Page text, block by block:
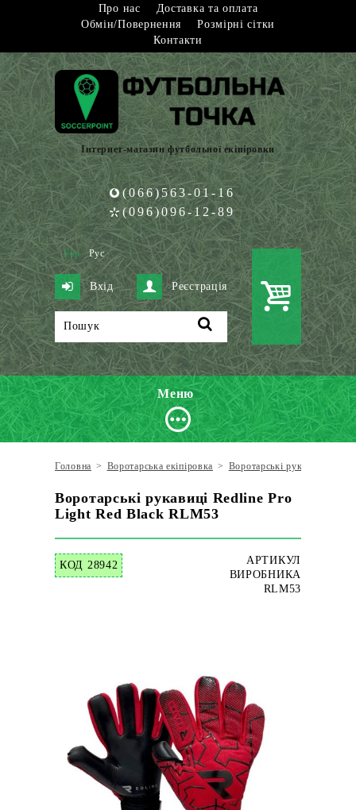
Про нас
Доставка та оплата
Обмін/Повернення
Розмірні сітки
Контакти
Інтернет-магазин футбольної екіпіровки
(066)563-01-16
(096)096-12-89
Укр Рус
Вхід Реєстрація
Меню
Головна > Воротарська екіпіровка > Воротарські рукавиці
Воротарські рукавиці Redline Pro
Light Red Black RLM53
КОД 28942
АРТИКУЛ
ВИРОБНИКА
RLM53